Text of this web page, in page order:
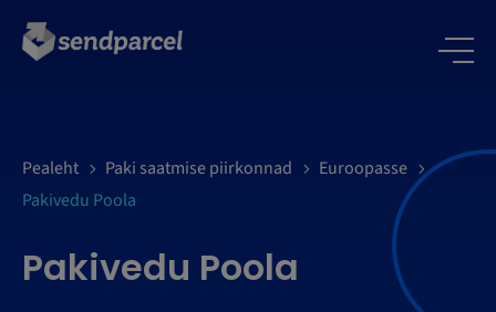
Pealeht Paki saatmise piirkonnad
Euroopasse
Pakivedu Poola
Pakivedu Poola